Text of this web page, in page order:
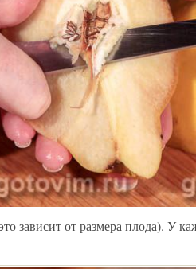
зависит от размера плода). У